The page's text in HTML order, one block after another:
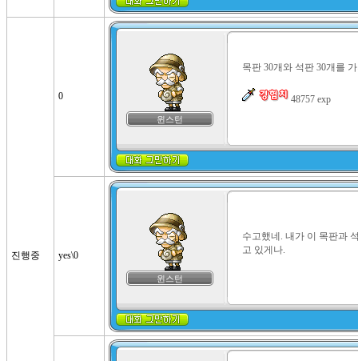
진행중
0
윈스턴
목판 30개와 석판 30개를
48757 exp
yes\0
윈스턴
수고했네. 내가 이 목판과
고 있게나.